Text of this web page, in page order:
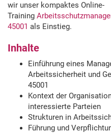
wir unser kompaktes Online-
Training
45001 als Einstieg.
Inhalte
Einführung eines
Arbeitssicherheit und
45001
Kontext der
interessierte Parteien
Strukturen in
Führung und